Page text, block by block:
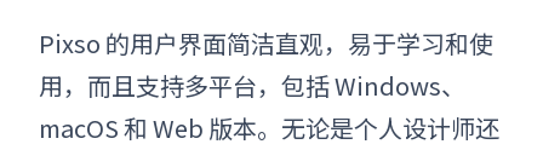
Pixso 的用户界面简洁直观，易于学习和使
用，而且支持多平台，包括 Windows、
macOS 和 Web 版本。无论是个人设计师还